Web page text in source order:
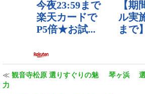
≪ 観音寺松原 選りすぐりの魅
力
琴ヶ浜 選